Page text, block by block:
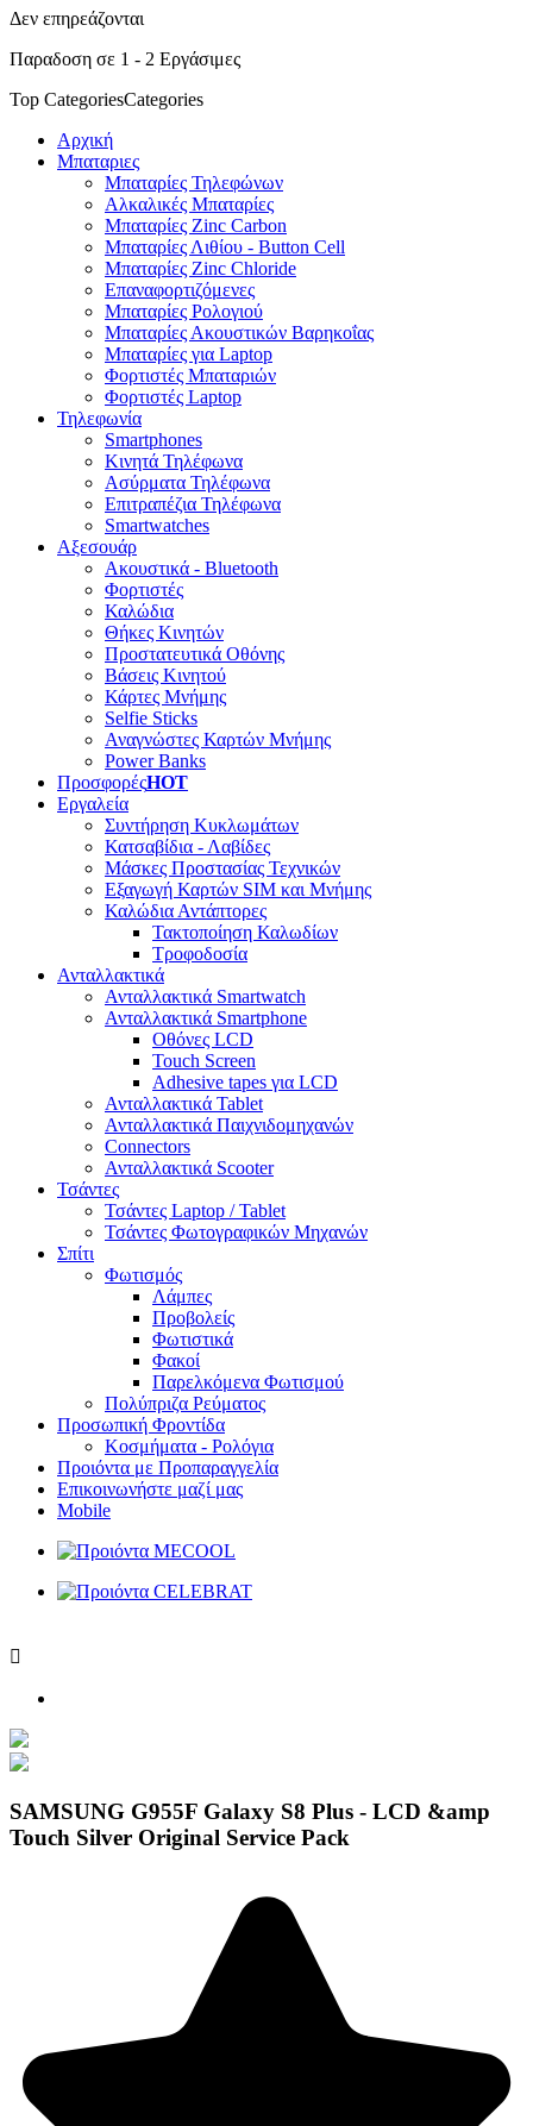
Δεν επηρεάζονται
Παραδοση σε 1 - 2 Εργάσιμες
Top CategoriesCategories
Αρχική
Μπαταριες
Μπαταρίες Τηλεφώνων
Αλκαλικές Μπαταρίες
Μπαταρίες Zinc Carbon
Μπαταρίες Λιθίου - Button Cell
Μπαταρίες Zinc Chloride
Επαναφορτιζόμενες
Μπαταρίες Ρολογιού
Μπαταρίες Ακουστικών Βαρηκοΐας
Μπαταρίες για Laptop
Φορτιστές Μπαταριών
Φορτιστές Laptop
Τηλεφωνία
Smartphones
Κινητά Τηλέφωνα
Ασύρματα Τηλέφωνα
Επιτραπέζια Τηλέφωνα
Smartwatches
Αξεσουάρ
Ακουστικά - Bluetooth
Φορτιστές
Καλώδια
Θήκες Κινητών
Προστατευτικά Οθόνης
Βάσεις Κινητού
Κάρτες Μνήμης
Selfie Sticks
Αναγνώστες Καρτών Μνήμης
Power Banks
ΠροσφορέςHOT
Εργαλεία
Συντήρηση Κυκλωμάτων
Κατσαβίδια - Λαβίδες
Μάσκες Προστασίας Τεχνικών
Εξαγωγή Καρτών SIM και Μνήμης
Καλώδια Αντάπτορες
Τακτοποίηση Καλωδίων
Τροφοδοσία
Ανταλλακτικά
Ανταλλακτικά Smartwatch
Ανταλλακτικά Smartphone
Οθόνες LCD
Touch Screen
Adhesive tapes για LCD
Ανταλλακτικά Tablet
Ανταλλακτικά Παιχνιδομηχανών
Connectors
Ανταλλακτικά Scooter
Τσάντες
Τσάντες Laptop / Tablet
Τσάντες Φωτoγραφικών Μηχανών
Σπίτι
Φωτισμός
Λάμπες
Προβολείς
Φωτιστικά
Φακοί
Παρελκόμενα Φωτισμού
Πολύπριζα Ρεύματος
Προσωπική Φροντίδα
Κοσμήματα - Ρολόγια
Προιόντα με Προπαραγγελία
Επικοινωνήστε μαζί μας
Mobile

SAMSUNG G955F Galaxy S8 Plus - LCD &amp
Touch Silver Original Service Pack